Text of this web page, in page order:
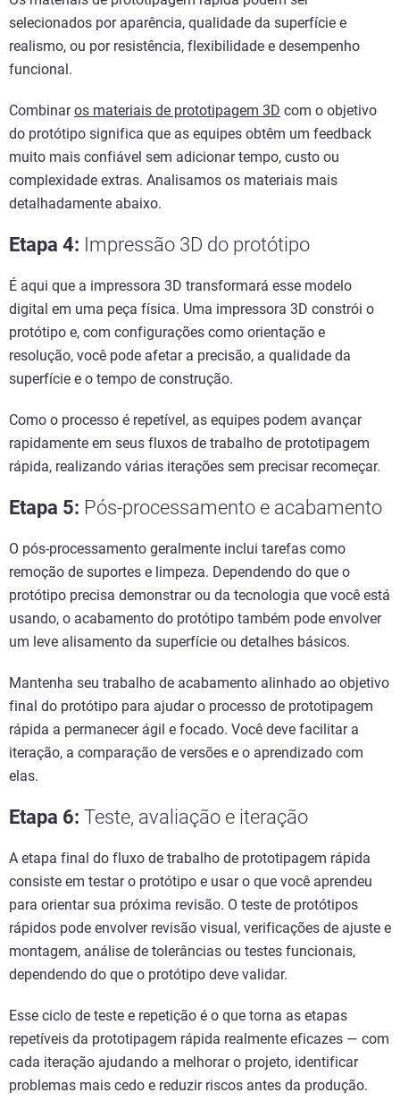
selecionados por aparência, qualidade da superfície e
realismo, ou por resistência, flexibilidade e desempenho
funcional.
Combinaros materiais de prototipagem 3D com o objetivo
do protótipo significa que as equipes obtêm um feedback
muito mais confiável sem adicionar tempo, custo ou
complexidade extras. Analisamos os materiais mais
detalhadamente abaixo.
Etapa 4: Impressão 3D do protótipo
É aqui que a impressora 3D transformará esse modelo
digital em uma peça física. Uma impressora 3D constrói o
protótipo e, com configurações como orientação e
resolução, você pode afetar a precisão, a qualidade da
superfície e o tempo de construção.
Como o processo é repetível, as equipes podem avançar
rapidamente em seus fluxos de trabalho de prototipagem
rápida, realizando várias iterações sem precisar recomeçar.
Etapa 5: Pós-processamento e acabamento
O pós-processamento geralmente inclui tarefas como
remoção de suportes e limpeza. Dependendo do que o
protótipo precisa demonstrar ou da tecnologia que você está
usando, o acabamento do protótipo também pode envolver
um leve alisamento da superfície ou detalhes básicos.
Mantenha seu trabalho de acabamento alinhado ao objetivo
final do protótipo para ajudar o processo de prototipagem
rápida a permanecer ágil e focado. Você deve facilitar a
iteração, a comparação de versões e o aprendizado com
elas.
Etapa 6: Teste, avaliação e iteração
A etapa final do fluxo de trabalho de prototipagem rápida
consiste em testar o protótipo e usar o que você aprendeu
para orientar sua próxima revisão. O teste de protótipos
rápidos pode envolver revisão visual, verificações de ajuste e
montagem, análise de tolerâncias ou testes funcionais,
dependendo do que o protótipo deve validar.
Esse ciclo de teste e repetição é o que torna as etapas
repetíveis da prototipagem rápida realmente eficazes — com
cada iteração ajudando a melhorar o projeto, identificar
problemas mais cedo e reduzir riscos antes da produção.